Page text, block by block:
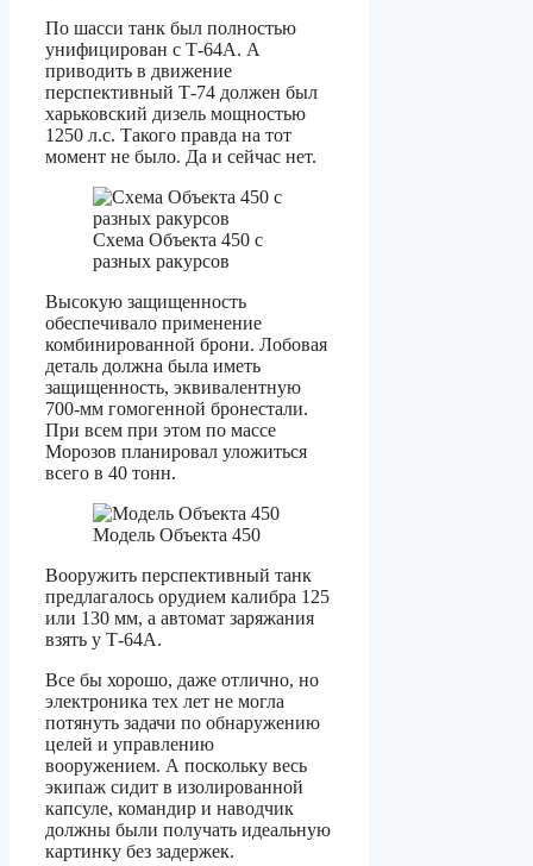
По шасси танк был полностью
унифицирован с Т-64А. А
приводить в движение
перспективный Т-74 должен был
харьковский дизель мощностью
1250 л.с. Такого правда на тот
момент не было. Да и сейчас нет.
Схема Объекта 450 с
разных ракурсов
Высокую защищенность
обеспечивало применение
комбинированной брони. Лобовая
деталь должна была иметь
защищенность, эквивалентную
700-мм гомогенной бронестали.
При всем при этом по массе
Морозов планировал уложиться
всего в 40 тонн.
Модель Объекта 450
Вооружить перспективный танк
предлагалось орудием калибра 125
или 130 мм, а автомат заряжания
взять у Т-64А.
Все бы хорошо, даже отлично, но
электроника тех лет не могла
потянуть задачи по обнаружению
целей и управлению
вооружением. А поскольку весь
экипаж сидит в изолированной
капсуле, командир и наводчик
должны были получать идеальную
картинку без задержек.